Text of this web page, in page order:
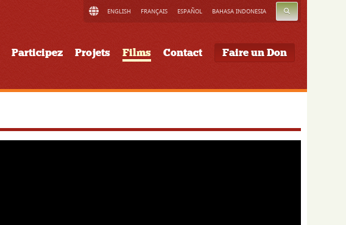
ENGLISH FRANÇAIS ESPAÑOL BAHASA INDONESIA RECHERCHE
Participez Projets Films Contact Faire un Don